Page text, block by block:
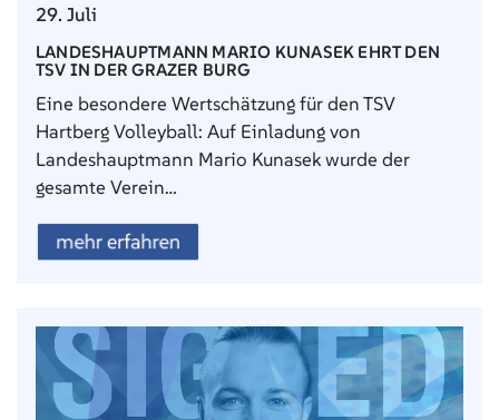
29. Juli
LANDESHAUPTMANN MARIO KUNASEK EHRT DEN
TSV IN DER GRAZER BURG
Eine besondere Wertschätzung für den TSV
Hartberg Volleyball: Auf Einladung von
Landeshauptmann Mario Kunasek wurde der
gesamte Verein…
mehr erfahren